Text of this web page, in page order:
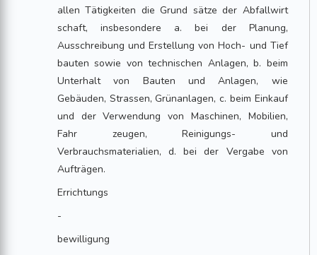
allen Tätigkeiten die Grund sätze der Abfallwirt
schaft, insbesondere a. bei der Planung,
Ausschreibung und Erstellung von Hoch- und Tief
bauten sowie von technischen Anlagen, b. beim
Unterhalt von Bauten und Anlagen, wie
Gebäuden, Strassen, Grünanlagen, c. beim Einkauf
und der Verwendung von Maschinen, Mobilien,
Fahr zeugen, Reinigungs- und
Verbrauchsmaterialien, d. bei der Vergabe von
Aufträgen.
Errichtungs
-
bewilligung